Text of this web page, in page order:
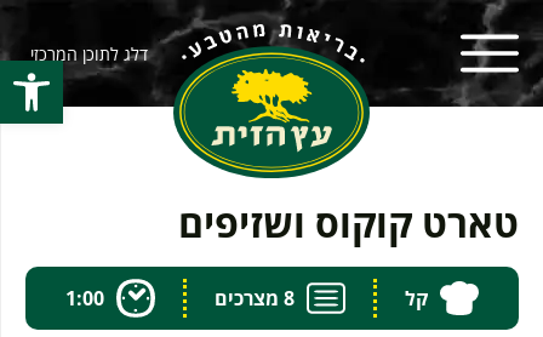
פתח
דלג לתוכן המרכזי
טארט קוקוס ושזיפים
קל 8 מצרכים 1:00